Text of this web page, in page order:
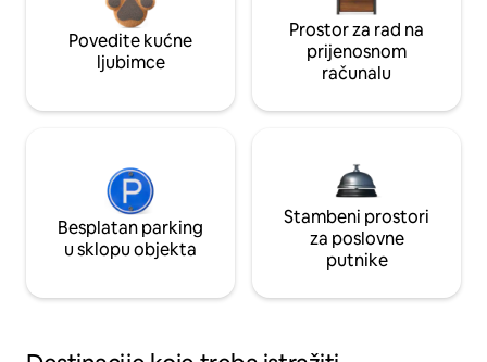
Povedite kućne
ljubimce
Prostor za rad na
prijenosnom
računalu
Besplatan parking
u sklopu objekta
Stambeni prostori
za poslovne
putnike